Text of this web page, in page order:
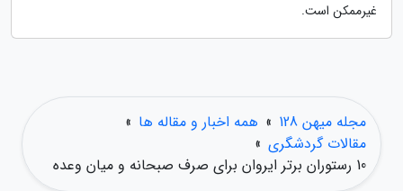
غیرممکن است.
مجله میهن 128 » همه اخبار و مقاله ها »
مقالات گردشگری »
10 رستوران برتر ایروان برای صرف صبحانه و میان وعده